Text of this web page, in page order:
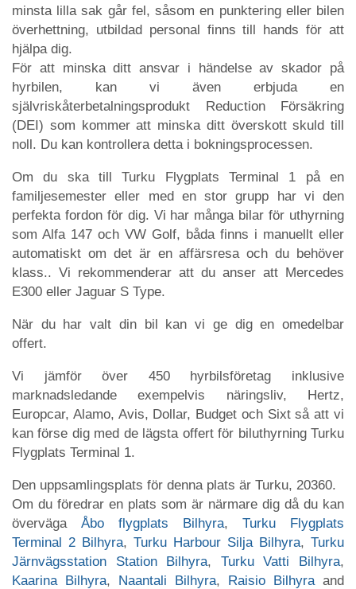
minsta lilla sak går fel, såsom en punktering eller bilen
överhettning, utbildad personal finns till hands för att
hjälpa dig.
För att minska ditt ansvar i händelse av skador på
hyrbilen, kan vi även erbjuda en
självriskåterbetalningsprodukt Reduction Försäkring
(DEI) som kommer att minska ditt överskott skuld till
noll. Du kan kontrollera detta i bokningsprocessen.
Om du ska till Turku Flygplats Terminal 1 på en
familjesemester eller med en stor grupp har vi den
perfekta fordon för dig. Vi har många bilar för uthyrning
som Alfa 147 och VW Golf, båda finns i manuellt eller
automatiskt om det är en affärsresa och du behöver
klass.. Vi rekommenderar att du anser att Mercedes
E300 eller Jaguar S Type.
När du har valt din bil kan vi ge dig en omedelbar
offert.
Vi jämför över 450 hyrbilsföretag inklusive
marknadsledande exempelvis näringsliv, Hertz,
Europcar, Alamo, Avis, Dollar, Budget och Sixt så att vi
kan förse dig med de lägsta offert för biluthyrning Turku
Flygplats Terminal 1.
Den uppsamlingsplats för denna plats är Turku, 20360.
Om du föredrar en plats som är närmare dig då du kan
överväga Åbo flygplats Bilhyra, Turku Flygplats
Terminal 2 Bilhyra, Turku Harbour Silja Bilhyra, Turku
Järnvägsstation Station Bilhyra, Turku Vatti Bilhyra,
Kaarina Bilhyra, Naantali Bilhyra, Raisio Bilhyra and